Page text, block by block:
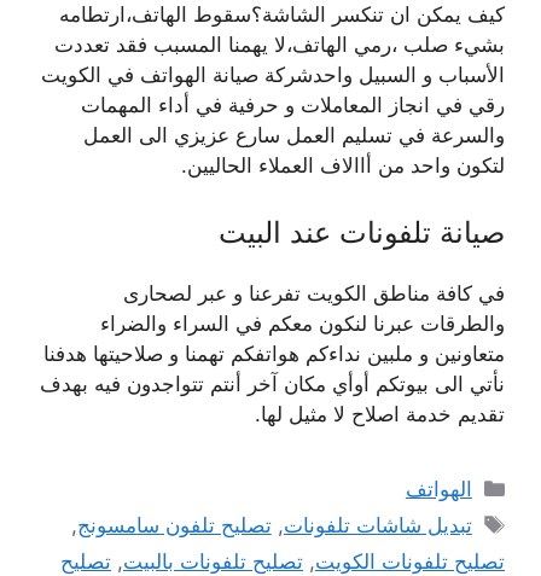
كيف يمكن ان تنكسر الشاشة؟سقوط الهاتف،ارتطامه
بشيء صلب ،رمي الهاتف،لا يهمنا المسبب فقد تعددت
الأسباب و السبيل واحدشركة صيانة الهواتف في الكويت
رقي في انجاز المعاملات و حرفية في أداء المهمات
والسرعة في تسليم العمل سارع عزيزي الى العمل
لتكون واحد من أاالاف العملاء الحاليين.
صيانة تلفونات عند البيت
في كافة مناطق الكويت تفرعنا و عبر لصحارى
والطرقات عبرنا لنكون معكم في السراء والضراء
متعاونين و ملبين نداءكم هواتفكم تهمنا و صلاحيتها هدفنا
نأتي الى بيوتكم أوأي مكان آخر أنتم تتواجدون فيه بهدف
تقديم خدمة اصلاح لا مثيل لها.
التصنيفات
الهواتف
الوسوم
تبديل شاشات تلفونات,تصليح تلفون سامسونج,
تصليح تلفونات الكويت, تصليح تلفونات بالبيت, تصليح